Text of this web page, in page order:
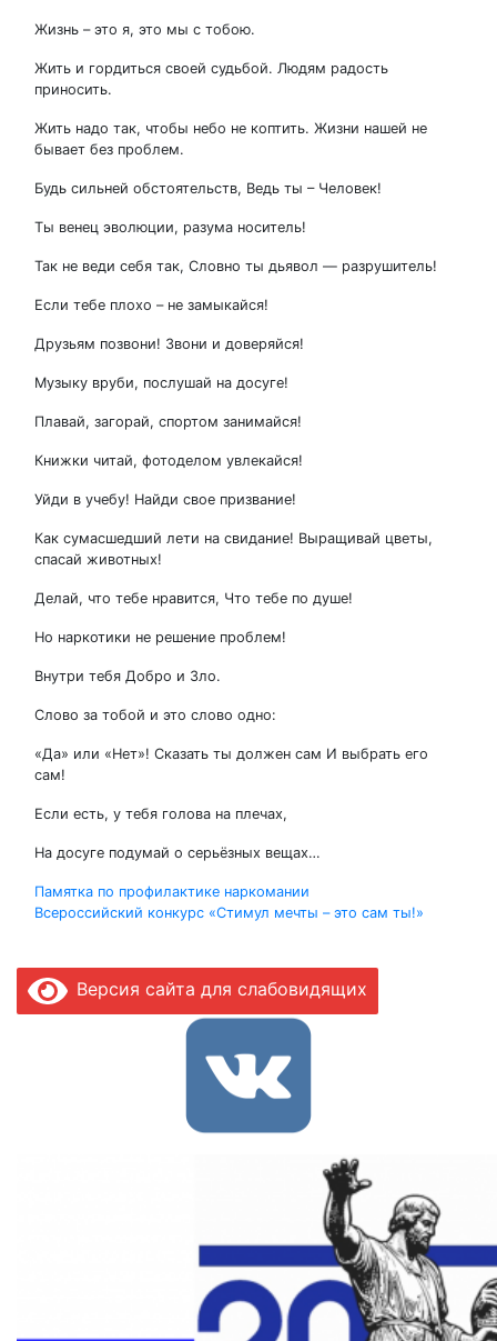
Жизнь – это я, это мы с тобою.
Жить и гордиться своей судьбой. Людям радость
приносить.
Жить надо так, чтобы небо не коптить. Жизни нашей не
бывает без проблем.
Будь сильней обстоятельств, Ведь ты – Человек!
Ты венец эволюции, разума носитель!
Так не веди себя так, Словно ты дьявол — разрушитель!
Если тебе плохо – не замыкайся!
Друзьям позвони! Звони и доверяйся!
Музыку вруби, послушай на досуге!
Плавай, загорай, спортом занимайся!
Книжки читай, фотоделом увлекайся!
Уйди в учебу! Найди свое призвание!
Как сумасшедший лети на свидание! Выращивай цветы,
спасай животных!
Делай, что тебе нравится, Что тебе по душе!
Но наркотики не решение проблем!
Внутри тебя Добро и Зло.
Слово за тобой и это слово одно:
«Да» или «Нет»! Сказать ты должен сам И выбрать его
сам!
Если есть, у тебя голова на плечах,
На досуге подумай о серьёзных вещах…
Навигация
записям
Памятка по профилактике наркомании
Всероссийский конкурс «Стимул мечты – это сам ты!»
Версия сайта для слабовидящих